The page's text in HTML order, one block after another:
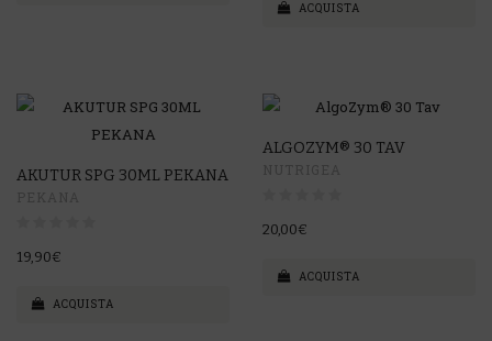
ACQUISTA
AKUTUR SPG 30ML PEKANA
19,90€
ACQUISTA
ALGOZYM® 30 TAV
20,00€
ACQUISTA